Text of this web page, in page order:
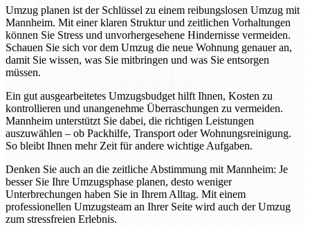
Umzug planen ist der Schlüssel zu einem reibungslosen Umzug mit
Mannheim. Mit einer klaren Struktur und zeitlichen Vorhaltungen
können Sie Stress und unvorhergesehene Hindernisse vermeiden.
Schauen Sie sich vor dem Umzug die neue Wohnung genauer an,
damit Sie wissen, was Sie mitbringen und was Sie entsorgen
müssen.
Ein gut ausgearbeitetes Umzugsbudget hilft Ihnen, Kosten zu
kontrollieren und unangenehme Überraschungen zu vermeiden.
Mannheim unterstützt Sie dabei, die richtigen Leistungen
auszuwählen – ob Packhilfe, Transport oder Wohnungsreinigung.
So bleibt Ihnen mehr Zeit für andere wichtige Aufgaben.
Denken Sie auch an die zeitliche Abstimmung mit Mannheim: Je
besser Sie Ihre Umzugsphase planen, desto weniger
Unterbrechungen haben Sie in Ihrem Alltag. Mit einem
professionellen Umzugsteam an Ihrer Seite wird auch der Umzug
zum stressfreien Erlebnis.